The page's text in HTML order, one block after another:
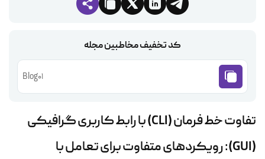
کد تخفیف مخاطبین مجله
Blog01
تفاوت خط فرمان (CLI) با رابط کاربری گرافیکی
(GUI): رویکردهای متفاوت برای تعامل با